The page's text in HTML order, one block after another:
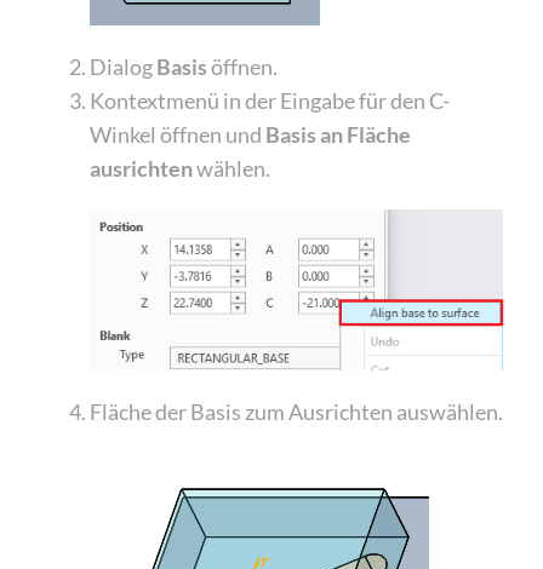
DialogBasisöffnen.
Kontextmenü in der Eingabe für den C-
Winkel öffnen und Basis an Fläche
ausrichtenwählen.
Fläche der Basis zum Ausrichten auswählen.